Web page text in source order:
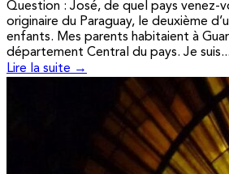
Question : José, de quel pays venez-
originaire du Paraguay, le deuxième
enfants. Mes parents habitaient à
département Central du pays. Je suis...
Lire la suite →